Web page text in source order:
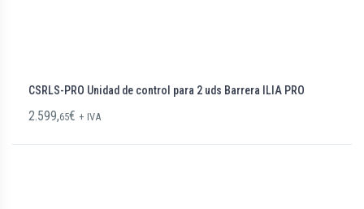
CSRLS-PRO Unidad de control para 2 uds Barrera ILIA PRO
2.599,65€ + IVA